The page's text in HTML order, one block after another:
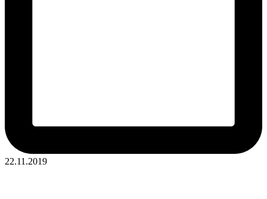
22.11.2019